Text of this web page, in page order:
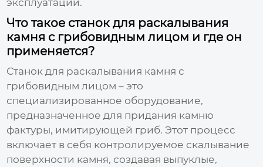
Что такое станок для раскалывания
камня с грибовидным лицом и где он
применяется?
Станок для раскалывания камня с
грибовидным лицом – это
специализированное оборудование,
предназначенное для придания камню
фактуры, имитирующей гриб. Этот процесс
включает в себя контролируемое скалывание
поверхности камня, создавая выпуклые,